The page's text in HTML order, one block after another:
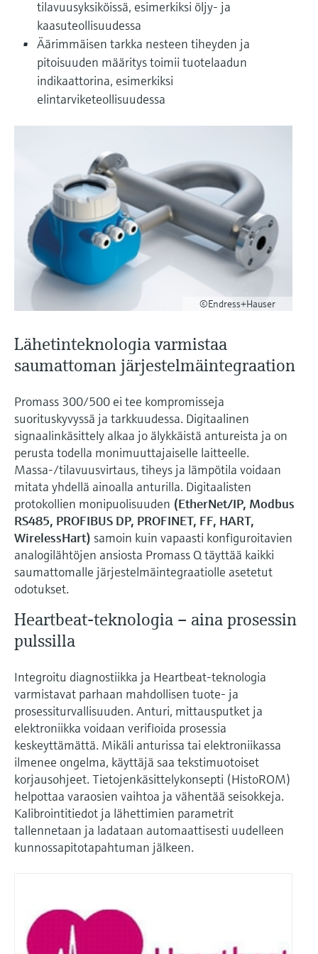
Device Viewer
Löydä tuotekohtaiset tiedot ja
dokumentaatio.
Varaosahaku
Löydä varaosat tuotteen juuren, tilauskoodin
Mikroaaltomittaus
Memosens technology
Näytä kaikki
päätöksentekoa tukevan prosessin
läpinäkyvyyden ansiosta
tilavuusyksiköissä, esimerkiksi öljy- ja
kaasuteollisuudessa
Äärimmäisen tarkka nesteen tiheyden ja
pitoisuuden määritys toimii tuotelaadun
indikaattorina, esimerkiksi
elintarviketeollisuudessa
©Endress+Hauser
Lähetinteknologia varmistaa
saumattoman järjestelmäintegraation
Promass 300/500 ei tee kompromisseja
suorituskyvyssä ja tarkkuudessa. Digitaalinen
signaalinkäsittely alkaa jo älykkäistä antureista ja on
perusta todella monimuuttajaiselle laitteelle.
Massa-/tilavuusvirtaus, tiheys ja lämpötila voidaan
mitata yhdellä ainoalla anturilla. Digitaalisten
protokollien monipuolisuuden (EtherNet/IP, Modbus
RS485, PROFIBUS DP, PROFINET, FF, HART,
WirelessHart) samoin kuin vapaasti konfiguroitavien
analogilähtöjen ansiosta Promass Q täyttää kaikki
saumattomalle järjestelmäintegraatiolle asetetut
odotukset.
Heartbeat-teknologia – aina prosessin
pulssilla
Integroitu diagnostiikka ja Heartbeat-teknologia
varmistavat parhaan mahdollisen tuote- ja
prosessiturvallisuuden. Anturi, mittausputket ja
elektroniikka voidaan verifioida prosessia
keskeyttämättä. Mikäli anturissa tai elektroniikassa
ilmenee ongelma, käyttäjä saa tekstimuotoiset
korjausohjeet. Tietojenkäsittelykonsepti (HistoROM)
helpottaa varaosien vaihtoa ja vähentää seisokkeja.
Kalibrointitiedot ja lähettimien parametrit
tallennetaan ja ladataan automaattisesti uudelleen
kunnossapitotapahtuman jälkeen.